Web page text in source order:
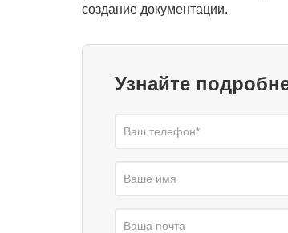
создание документации.
Узнайте